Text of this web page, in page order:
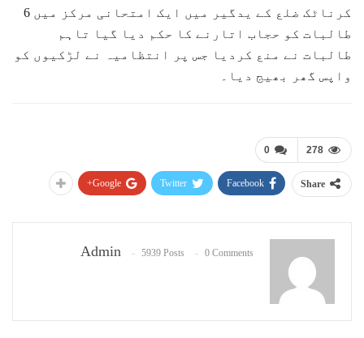
کرناٹک ضلع کے یدگیر میں ایک امتحانی مرکز میں 6
طالبات کو حجاب اتارنے کا حکم دیا گیا تاہم
طالبات نے منع کردیا جس پر انتظامیہ نے لڑکیوں کو
واپس گھر بھیج دیا۔
0 278
Share
Facebook
Twitter
Google+
Admin 5939 Posts 0 Comments